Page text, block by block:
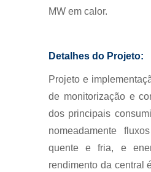
MW em calor.
Detalhes do Projeto:
Projeto e
de monitorização e
dos principais
nomeadamente
quente e fria, e
rendimento da central